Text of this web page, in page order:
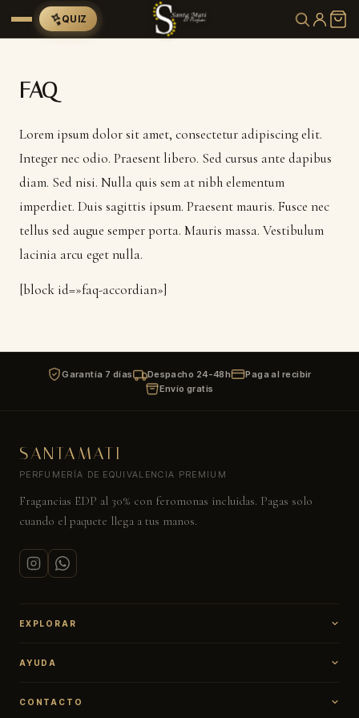
QUIZ
FAQ
Lorem ipsum dolor sit amet, consectetur adipiscing elit.
Integer nec odio. Praesent libero. Sed cursus ante dapibus
diam. Sed nisi. Nulla quis sem at nibh elementum
imperdiet. Duis sagittis ipsum. Praesent mauris. Fusce nec
tellus sed augue semper porta. Mauris massa. Vestibulum
lacinia arcu eget nulla.
[block id=»faq-accordian»]
Garantía 7 días Despacho 24-48h
Paga al recibir
Envío gratis
SANTAMATI
PERFUMERÍA DE EQUIVALENCIA PREMIUM
Fragancias EDP al 30% con feromonas incluidas. Pagas solo
cuando el paquete llega a tus manos.
EXPLORAR
Más vendidos
AYUDA
Política de envíos
CONTACTO